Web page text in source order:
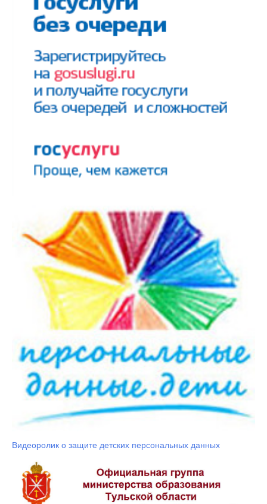
Видеоролик о защите детских персональных данных